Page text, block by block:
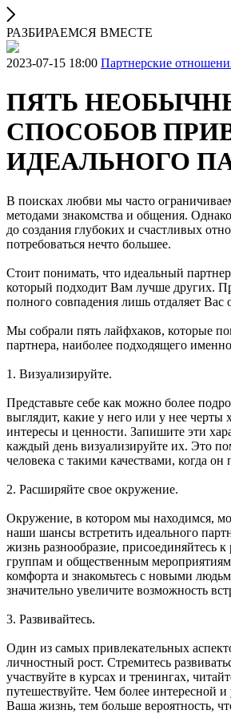
РАЗБИРАЕМСЯ ВМЕСТЕ
2023-07-15 18:00 Партнерские
ПЯТЬ
СПОСОБОВ
ИДЕАЛЬНОГО
В поисках любви мы часто
методами знакомства и общения.
до создания глубоких и счастливых
потребоваться нечто большее.
Стоит понимать, что идеальный
который подходит Вам лучше других.
полного совпадения лишь отдаляет Вас
Мы собрали пять лайфхаков, которые
партнера, наиболее подходящего
1. Визуализируйте.
Представьте себе как можно более
выглядит, какие у него или у нее черты
интересы и ценности. Запишите эти
каждый день визуализируйте их. Это
человека с такими качествами, когда он
2. Расширяйте свое окружение.
Окружение, в котором мы находимся,
наши шансы встретить идеального
жизнь разнообразие, присоединяйтесь
группам и общественным
комфорта и знакомьтесь с новыми
значительно увеличите возможность
3. Развивайтесь.
Один из самых привлекательных
личностный рост. Стремитесь
участвуйте в курсах и тренингах,
путешествуйте. Чем более интересной и
Ваша жизнь, тем больше вероятность,